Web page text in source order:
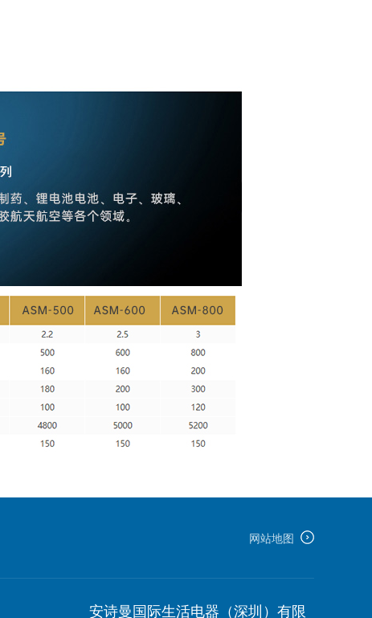
网站地图
安诗曼国际生活电器（深圳）有限